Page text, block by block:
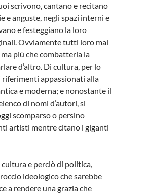
scrivono, cantano e recitano
e anguste, negli spazi interni e
e festeggiano la loro
Ovviamente tutti loro mal
più che combatterla la
d’altro. Di cultura, per lo
riferimenti appassionati alla
e moderna; e nonostante il
di nomi d’autori, si
scomparso o persino
artisti mentre citano i giganti
e perciò di politica,
ideologico che sarebbe
a rendere una grazia che